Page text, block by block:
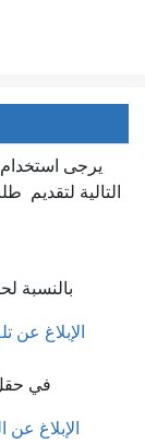
التالية لتقديم
بالنسبة
الإبلاغ
في
الإبلاغ